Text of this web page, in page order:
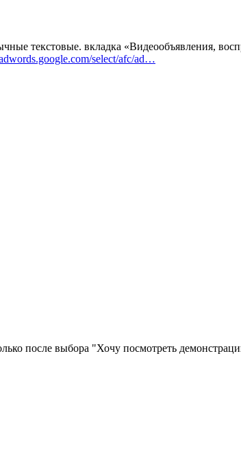
текстовые. вкладка «Видеообъявления,
select/afc/ad…
после выбора "Хочу посмотреть